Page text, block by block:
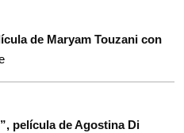
de Maryam Touzani con
película de Agostina Di